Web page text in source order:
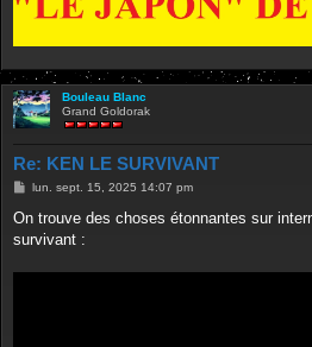
Bouleau Blanc
Grand Goldorak
Re: KEN LE SURVIVANT
M
s
a
e
lun. sept. 15, 2025 14:07 pm
On trouve des choses étonnantes sur
survivant :